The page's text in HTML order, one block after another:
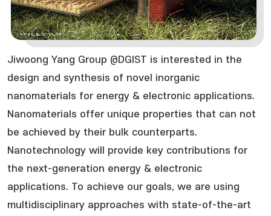
Jiwoong Yang Group @DGIST is interested in the
design and synthesis of novel inorganic
nanomaterials for energy & electronic applications.
Nanomaterials offer unique properties that can not
be achieved by their bulk counterparts.
Nanotechnology will provide key contributions for
the next-generation energy & electronic
applications.​ To achieve our goals, we are using
multidisciplinary approaches with state-of-the-art